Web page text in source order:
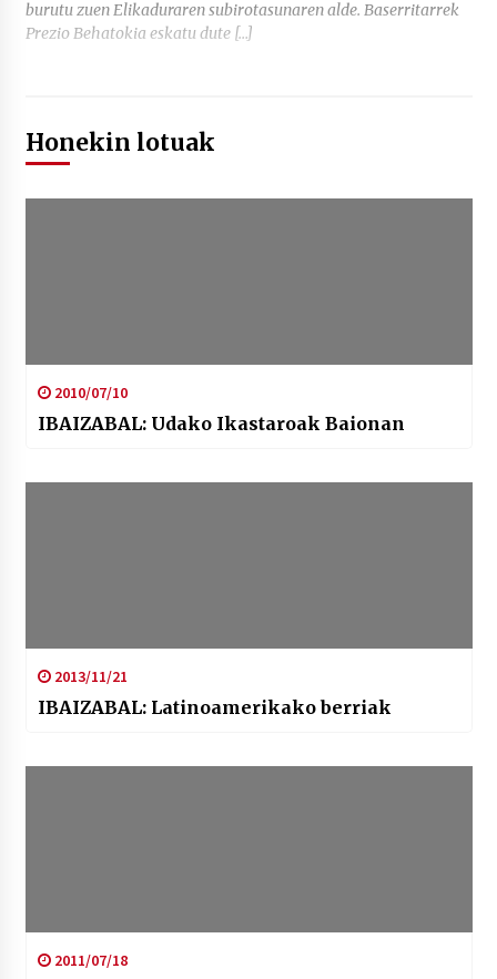
burutu zuen Elikaduraren subirotasunaren alde. Baserritarrek
Prezio Behatokia eskatu dute […]
Honekin lotuak
2010/07/10
IBAIZABAL: Udako Ikastaroak Baionan
2013/11/21
IBAIZABAL: Latinoamerikako berriak
2011/07/18